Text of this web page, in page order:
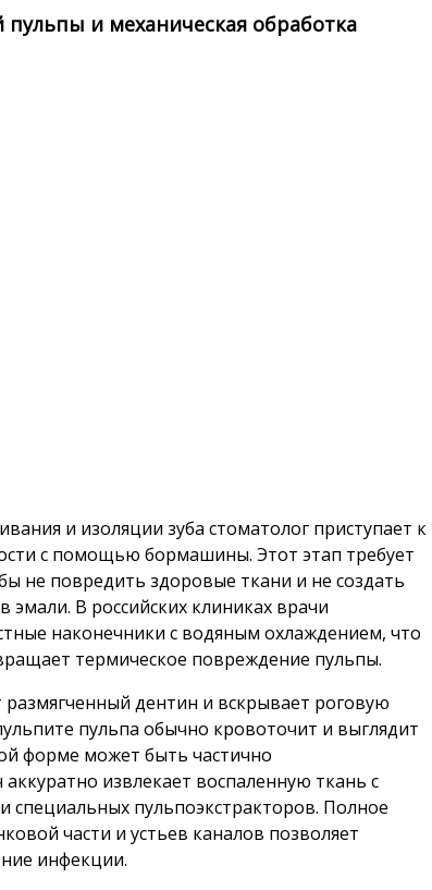
и механическая обработка
и изоляции зуба стоматолог приступает к
с помощью бормашины. Этот этап требует
не повредить здоровые ткани и не создать
В российских клиниках врачи
наконечники с водяным охлаждением, что
термическое повреждение пульпы.
размягченный дентин и вскрывает роговую
пульпа обычно кровоточит и выглядит
форме может быть частично
извлекает воспаленную ткань с
пульпоэкстракторов. Полное
части и устьев каналов позволяет
инфекции.